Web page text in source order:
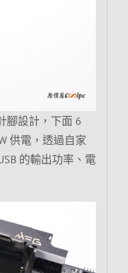
腳設計，下面 6
供電，透過自家
的輸出功率、電